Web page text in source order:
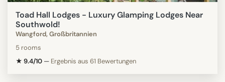
Toad Hall Lodges - Luxury Glamping Lodges Near
Southwold!
Wangford, Großbritannien
5 rooms
★ 9.4/10 — Ergebnis aus 61 Bewertungen